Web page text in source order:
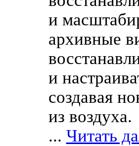
и
архивные
и
создавая
из воздуха.
... Читать